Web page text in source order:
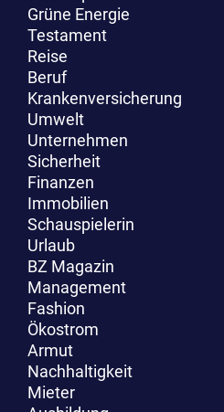
Grüne Energie
Testament
Reise
Beruf
Krankenversicherung
Umwelt
Unternehmen
Sicherheit
Finanzen
Immobilien
Schauspielerin
Urlaub
BZ Magazin
Management
Fashion
Ökostrom
Armut
Nachhaltigkeit
Mieter